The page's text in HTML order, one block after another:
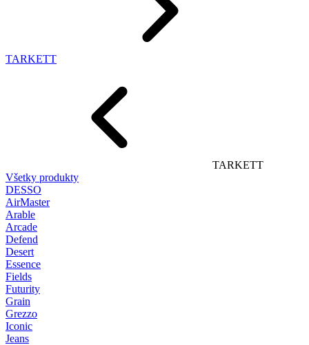
TARKETT
TARKETT
Všetky produkty
DESSO
AirMaster
Arable
Arcade
Defend
Desert
Essence
Fields
Futurity
Grain
Grezzo
Iconic
Jeans